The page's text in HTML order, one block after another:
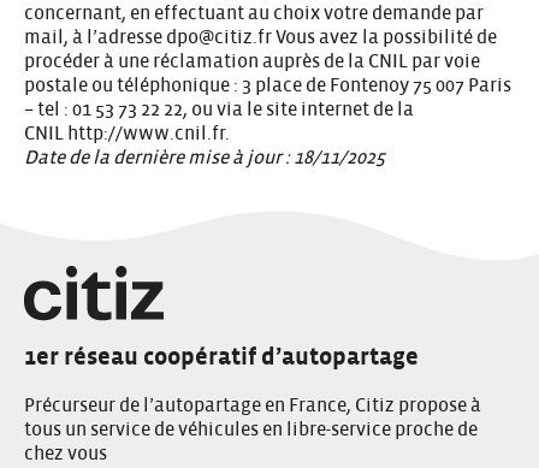
concernant, en effectuant au choix votre demande par
mail, à l’adresse dpo@citiz.frVous avez la possibilité de
procéder à une réclamation auprès de la CNIL par voie
postale ou téléphonique : 3 place de Fontenoy 75 007 Paris
– tel : 01 53 73 22 22, ou via le site internet de la
CNIL
http://www.cnil.fr.
Date de la dernière mise à jour : 18/11/2025
1er réseau coopératif d’autopartage
Précurseur de l’autopartage en France, Citiz propose à
tous un service de véhicules en libre-service proche de
chez vous